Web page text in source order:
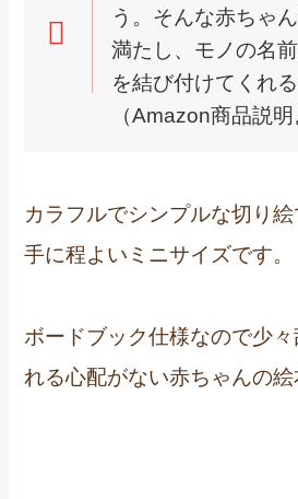
う。そんな赤ちゃ
満たし、モノの名
を結び付けてくれる
（Amazon商品説明
カラフルでシンプルな切り
手に程よいミニサイズです。
ボードブック仕様なので少
れる心配がない赤ちゃんの絵